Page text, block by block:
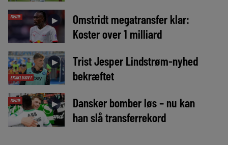
MEDIE ►
Omstridt megatransfer klar:
Koster over 1 milliard
EKSKLUSIVT
►
Trist Jesper Lindstrøm-nyhed
bekræftet
MEDIE ►
Dansker bomber løs – nu kan
han slå transferrekord